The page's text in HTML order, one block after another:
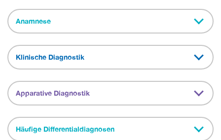
Anamnese
Klinische Diagnostik
Apparative Diagnostik
Häufige Differentialdiagnosen